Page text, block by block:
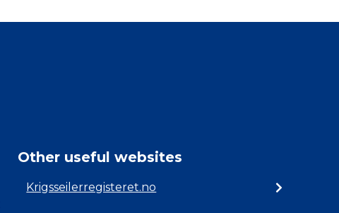
Other useful websites
Krigsseilerregisteret.no